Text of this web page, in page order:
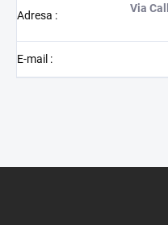
Adresa :
Via
E-mail :